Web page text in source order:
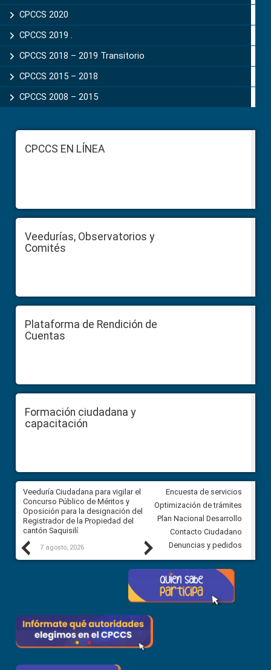
CPCCS 2020
CPCCS 2019 .
CPCCS 2018 – 2019 Transitorio
CPCCS 2015 – 2018
CPCCS 2008 – 2015
FooterCPCCS EN LÍNEA
Veedurías, Observatorios y
Comités
Plataforma de Rendición de
Cuentas
Formación ciudadana y
capacitación
Previous
Veeduría Ciudadana para vigilar el
Concurso Público de Méritos y
Oposición para la designación del
Registrador de la Propiedad del
cantón Saquisilí
7 agosto, 2026
Veeduría Ciudadana para
construcción del asfaltado de
Ballenita del cantón Santa
7 agosto, 2026
Next
Encuesta de servicios
Optimización de trámites
Plan Nacional Desarrollo
Contacto Ciudadano
Denuncias y pedidos